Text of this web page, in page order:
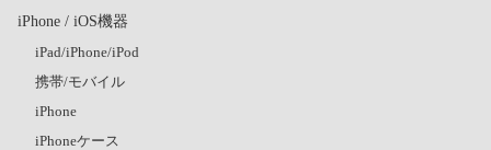
iPhone / iOS機器
iPad/iPhone/iPod
携帯/モバイル
iPhone
iPhoneケース